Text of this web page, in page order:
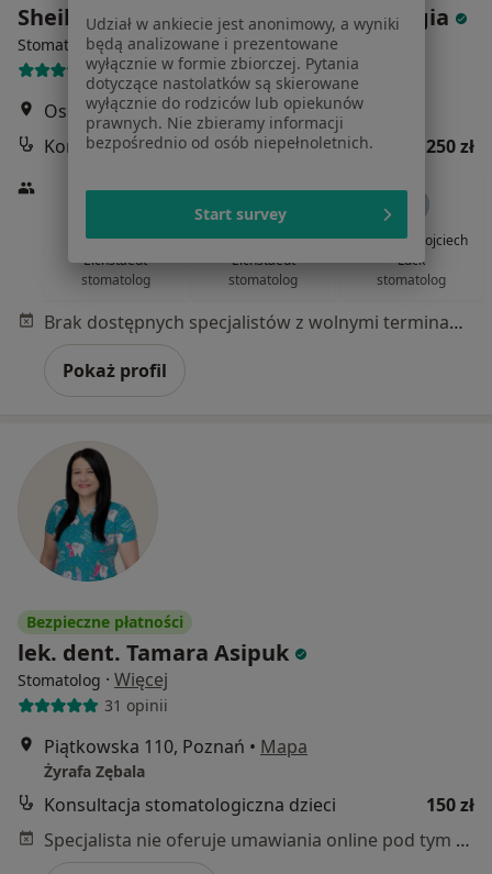
Sheila & Adam Eichstaedt Stomatologia
Stomatologia, Medycyna estetyczna
451 opinii
Osiedle Na Murawie 3/4, Poznań•Mapa
Konsultacja stomatologiczna
250 zł
lek. dent. Adam
Eichstaedt
stomatolog
lek. dent. Sheila
Eichstaedt
stomatolog
lek. dent. Wojciech
Luck
stomatolog
Brak dostępnych specjalistów z wolnymi terminami w tym centrum medycznym.
Pokaż profil
Bezpieczne płatności
lek. dent. Tamara Asipuk
Stomatolog · Więcej
31 opinii
Piątkowska 110, Poznań • Mapa
Żyrafa Zębala
Konsultacja stomatologiczna dzieci
150 zł
Specjalista nie oferuje umawiania online pod tym adresem.
Udział w ankiecie jest anonimowy, a wyniki
będą analizowane i prezentowane
wyłącznie w formie zbiorczej. Pytania
dotyczące nastolatków są skierowane
wyłącznie do rodziców lub opiekunów
prawnych. Nie zbieramy informacji
bezpośrednio od osób niepełnoletnich.
Start survey